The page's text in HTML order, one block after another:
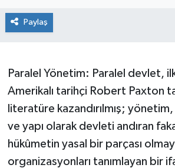
Paylaş
Paralel Yönetim: Paralel devlet,
Amerikalı tarihçi Robert Paxton
literatüre kazandırılmış;
ve yapı olarak devleti andıran
hükûmetin yasal bir parçası
organizasyonları tanımlayan bir
Kozlu
SPOR
YAŞAM
Zonguldak
Haber Arşivi